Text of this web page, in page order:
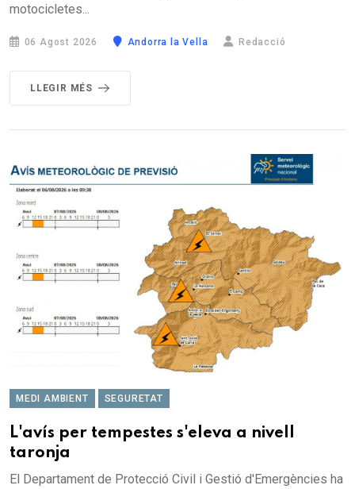
motocicletes...
06 Agost 2026 Andorra la Vella Redacció
LLEGIR MÉS
MEDI AMBIENT SEGURETAT
L'avís per tempestes s'eleva a nivell
taronja
El Departament de Protecció Civil i Gestió d'Emergències ha